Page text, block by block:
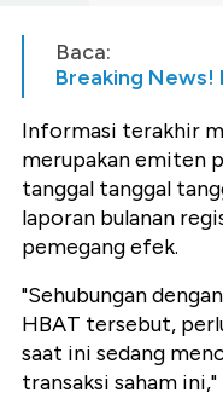
Baca:
Breaking News!
Informasi terakhir
merupakan emiten
tanggal tanggal
laporan bulanan
pemegang efek.
"Sehubungan
HBAT tersebut,
saat ini sedang
transaksi saham ini,"